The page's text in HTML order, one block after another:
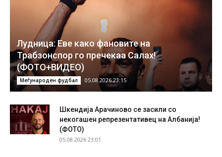
Лудница: Еве како фановите на
Трабзонспор го пречекаа Салах!
(ФОТО+ВИДЕО)
Меѓународен фудбал 05.08.2026 23:15
Шкендија Арачиново се засили со
некогашен репрезентативец на Албанија!
(ФОТО)
05.08.2026 23:01